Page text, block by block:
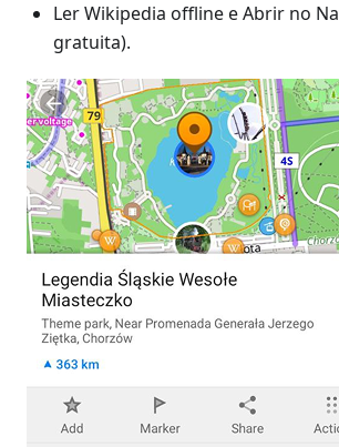
Ler Wikipedia offline e Abrir no
gratuita).